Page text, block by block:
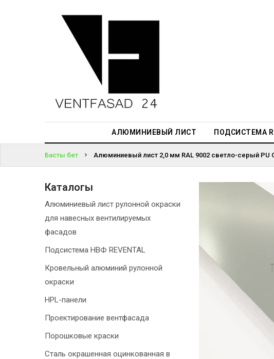
АЛЮМИНИЕВЫЙ ЛИСТ ПОДСИСТЕМА
АЛЮМИНИЕВЫЙ
ПРОЕКТИРОВАНИЕ
КІРІҢІЗ
ПАРОЛЬДІ
БА?
Басты бет Алюминиевый лист 2,0 мм RAL 9002 светло-серый PU
Каталогы
Алюминиевый лист рулонной окраски
для навесных вентилируемых
фасадов
Подсистема НВФ REVENTAL
Кровельный алюминий рулонной
окраски
HPL-панели
Проектирование вентфасада
Порошковые краски
Сталь окрашенная оцинкованная в